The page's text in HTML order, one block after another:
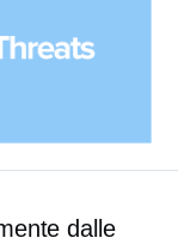
dalle